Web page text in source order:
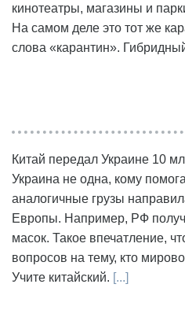
кинотеатры, магазины и
На самом деле это тот же
слова «карантин».
Китай передал Украине 10
Украина не одна, кому
аналогичные грузы
Европы. Например, РФ
масок. Такое впечатление,
вопросов на тему, кто
Учите китайский. [...]